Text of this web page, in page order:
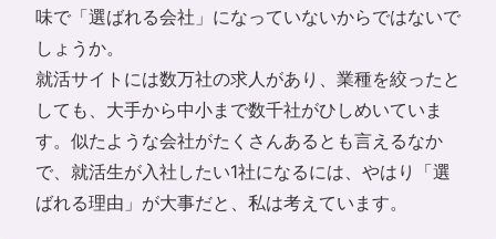
味で「選ばれる会社」になっていないからではないで
しょうか。
就活サイトには数万社の求人があり、業種を絞ったと
しても、大手から中小まで数千社がひしめいていま
す。似たような会社がたくさんあるとも言えるなか
で、就活生が入社したい1社になるには、やはり「選
ばれる理由」が大事だと、私は考えています。